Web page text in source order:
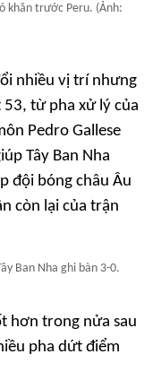
khăn trước Peru. (Ảnh:
nhiều vị trí nhưng
từ pha xử lý của
Pedro Gallese
Tây Ban Nha
đội bóng châu Âu
còn lại của trận
Ban Nha ghi bàn 3-0.
hơn trong nửa sau
pha dứt điểm